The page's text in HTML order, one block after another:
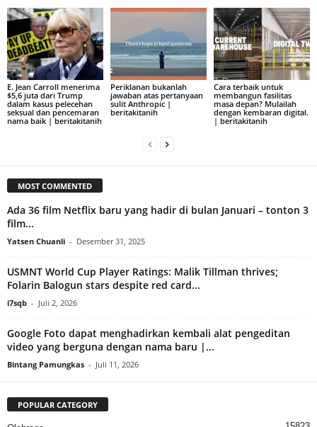
E. Jean Carroll menerima
$5,6 juta dari Trump
dalam kasus pelecehan
seksual dan pencemaran
nama baik | beritakitanih
Periklanan bukanlah
jawaban atas pertanyaan
sulit Anthropic |
beritakitanih
Cara terbaik untuk
membangun fasilitas
masa depan? Mulailah
dengan kembaran digital.
| beritakitanih
MOST COMMENTED
Ada 36 film Netflix baru yang hadir di bulan Januari – tonton 3
film...
Yatsen Chuanli - Desember 31, 2025
USMNT World Cup Player Ratings: Malik Tillman thrives;
Folarin Balogun stars despite red card...
i7sqb - Juli 2, 2026
Google Foto dapat menghadirkan kembali alat pengeditan
video yang berguna dengan nama baru |...
Bintang Pamungkas - Juli 11, 2026
POPULAR CATEGORY